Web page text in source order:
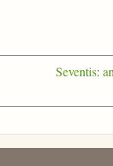
Seventis: